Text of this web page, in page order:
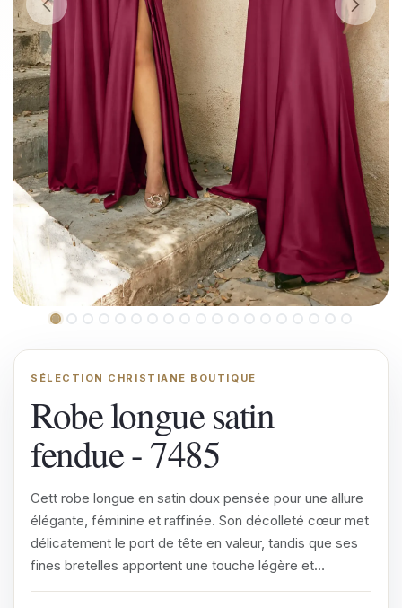
SÉLECTION CHRISTIANE BOUTIQUE
Robe longue satin
fendue - 7485
Cett robe longue en satin doux pensée pour une allure
élégante, féminine et raffinée. Son décolleté cœur met
délicatement le port de tête en valeur, tandis que ses
fines bretelles apportent une touche légère et…